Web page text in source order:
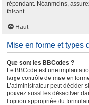
répondant. Néanmoins,
faisant.
Haut
Mise en forme et types
Que sont les BBCodes ?
Le BBCode est une
large contrôle de mise en
L’administrateur peut décider
pouvez aussi les désactiver
l’option appropriée du